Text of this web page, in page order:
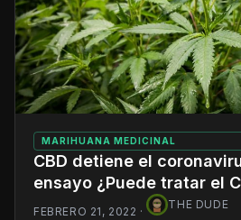
MARIHUANA MEDICINAL
CBD detiene el
ensayo ¿Puede tratar el
FEBRERO 21, 2022 ·
THE DUDE